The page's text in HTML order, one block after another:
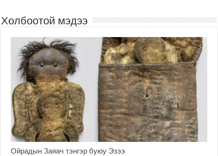
Холбоотой мэдээ
Ойрадын Заяач тэнгэр буюу Эзээ